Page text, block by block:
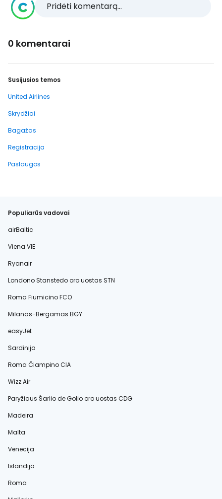
Pridėti komentarą...
0 komentarai
Susijusios temos
United Airlines
Skrydžiai
Bagažas
Registracija
Paslaugos
Populiarūs vadovai
airBaltic
Viena VIE
Ryanair
Londono Stanstedo oro uostas STN
Roma Fiumicino FCO
Milanas-Bergamas BGY
easyJet
Sardinija
Roma Čiampino CIA
Wizz Air
Paryžiaus Šarlio de Golio oro uostas CDG
Madeira
Malta
Venecija
Islandija
Roma